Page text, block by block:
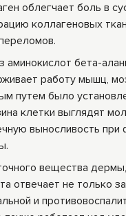
облегчает боль в
коллагеновых
бета-
работу мышц,
путем было
клетки выглядят
выносливость при
вещества
отвечает не
и